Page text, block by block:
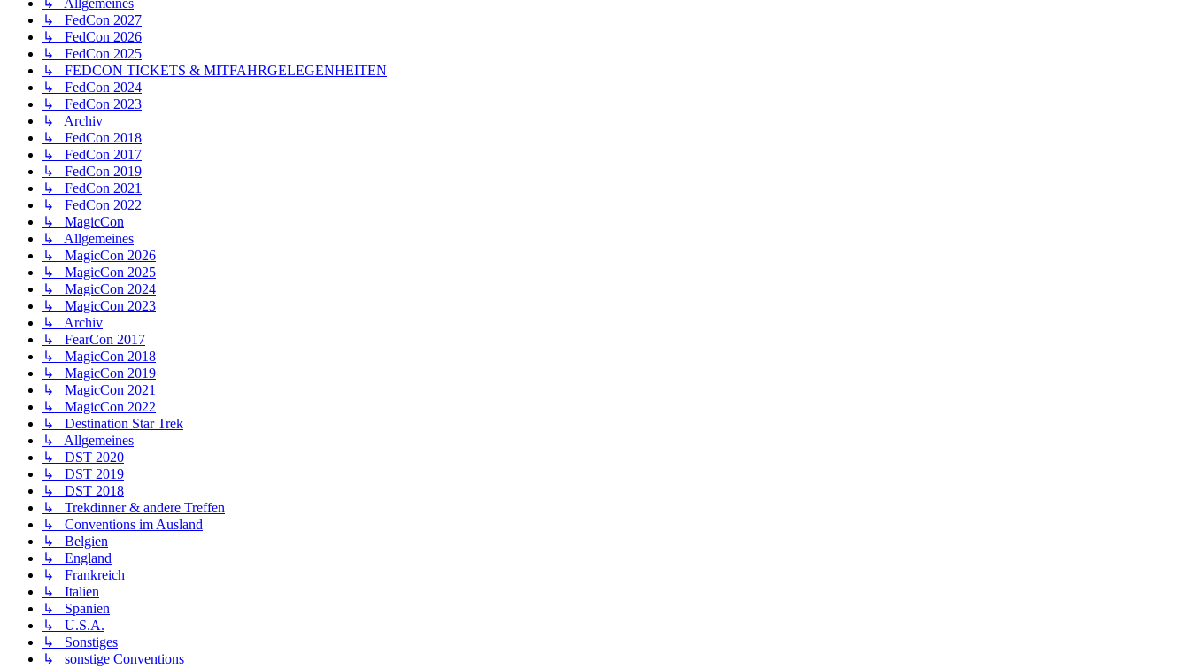
↳ FedCon 2027
↳ FedCon 2026
↳ FedCon 2025
↳ FEDCON TICKETS & MITFAHRGELEGENHEITEN
↳ FedCon 2024
↳ FedCon 2023
↳ Archiv
↳ FedCon 2018
↳ FedCon 2017
↳ FedCon 2019
↳ FedCon 2021
↳ FedCon 2022
↳ MagicCon
↳ Allgemeines
↳ MagicCon 2026
↳ MagicCon 2025
↳ MagicCon 2024
↳ MagicCon 2023
↳ Archiv
↳ FearCon 2017
↳ MagicCon 2018
↳ MagicCon 2019
↳ MagicCon 2021
↳ MagicCon 2022
↳ Destination Star Trek
↳ Allgemeines
↳ DST 2020
↳ DST 2019
↳ DST 2018
↳ Trekdinner & andere Treffen
↳ Conventions im Ausland
↳ Belgien
↳ England
↳ Frankreich
↳ Italien
↳ Spanien
↳ U.S.A.
↳ Sonstiges
↳ sonstige Conventions